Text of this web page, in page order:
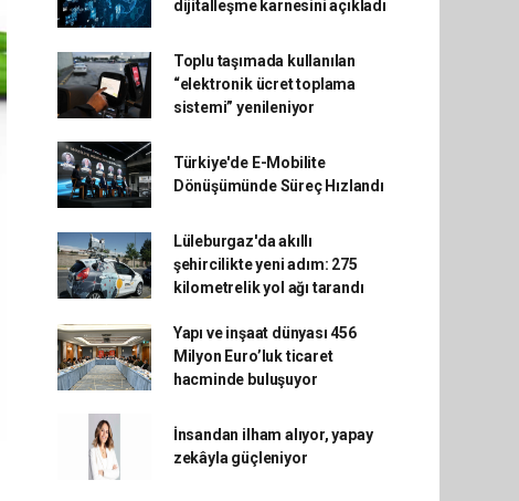
dijitalleşme karnesini açıkladı
Toplu taşımada kullanılan
“elektronik ücret toplama
sistemi” yenileniyor
Türkiye'de E-Mobilite
Dönüşümünde Süreç Hızlandı
Lüleburgaz'da akıllı
şehircilikte yeni adım: 275
kilometrelik yol ağı tarandı
Yapı ve inşaat dünyası 456
Milyon Euro’luk ticaret
hacminde buluşuyor
İnsandan ilham alıyor, yapay
zekâyla güçleniyor